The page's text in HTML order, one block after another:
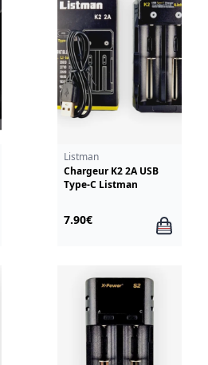
Listman
Chargeur K2 2A USB
Type-C Listman
7.90€